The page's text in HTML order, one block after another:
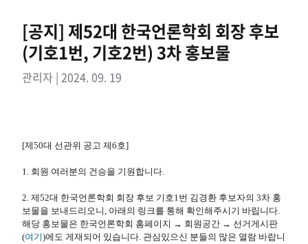
[공지] 제52대 한국언론학회 회장 후보
(기호1번, 기호2번) 3차 홍보물
관리자 | 2024. 09. 19
[제50대 선관위 공고 제6호]
1. 회원 여러분의 건승을 기원합니다.
2. 제52대 한국언론학회 회장 후보 기호1번 김경환 후보자의 3차 홍
보물을 보내드리오니, 아래의 링크를 통해 확인해주시기 바립니다.
해당 홍보물은 한국언론학회 홈페이지 → 회원공간 → 선거게시판
(여기​)에도 게재되어 있습니다. 관심있으신 분들의 많은 열람 바랍니